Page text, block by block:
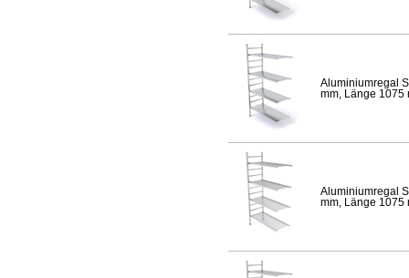
Aluminiumregal
mm, Länge 1075
Aluminiumregal
mm, Länge 1075